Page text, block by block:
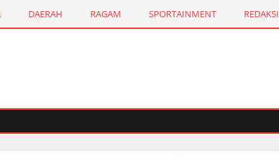
DAERAH RAGAM SPORTAINMENT REDAKSI